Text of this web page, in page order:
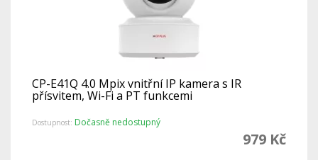
CP-E41Q 4.0 Mpix vnitřní IP kamera s IR
přísvitem, Wi-Fi a PT funkcemi
Dostupnost: Dočasně nedostupný
979 Kč